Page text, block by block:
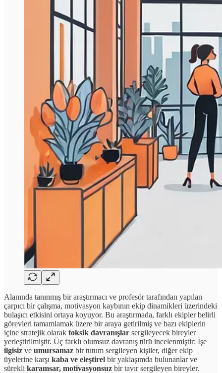
Alanında tanınmış bir araştırmacı ve profesör tarafından yapılan
çarpıcı bir çalışma, motivasyon kaybının ekip dinamikleri üzerindeki
bulaşıcı etkisini ortaya koyuyor. Bu araştırmada, farklı ekipler belirli
görevleri tamamlamak üzere bir araya getirilmiş ve bazı ekiplerin
içine stratejik olarak toksik davranışlar sergileyecek bireyler
yerleştirilmiştir. Üç farklı olumsuz davranış türü incelenmiştir: İşe
ilgisiz ve umursamaz bir tutum sergileyen kişiler, diğer ekip
üyelerine karşı kaba ve eleştirel bir yaklaşımda bulunanlar ve
sürekli karamsar, motivasyonsuz bir tavır sergileyen bireyler.